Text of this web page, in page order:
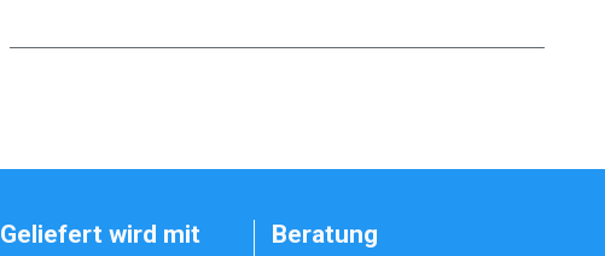
Geliefert wird mit Beratung